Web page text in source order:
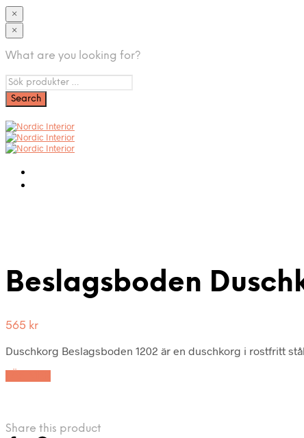
×
×
What are you looking for?
Beslagsboden
565 kr
Duschkorg Beslagsboden 1202 är en duschkorg i rostfritt
Share this product